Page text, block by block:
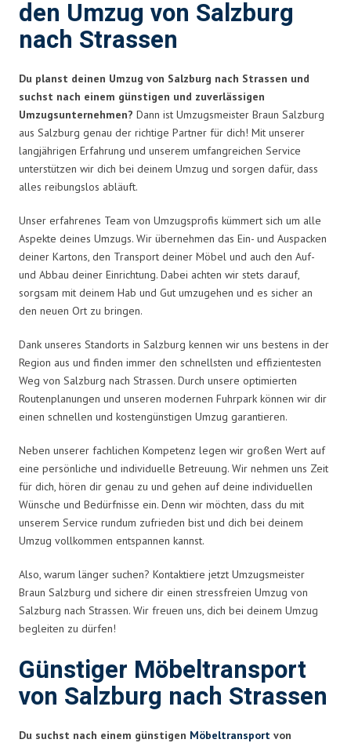
den Umzug von Salzburg
nach Strassen
Du planst deinen Umzug von Salzburg nach Strassen und
suchst nach einem günstigen und zuverlässigen
Umzugsunternehmen? Dann ist Umzugsmeister Braun Salzburg
aus Salzburg genau der richtige Partner für dich! Mit unserer
langjährigen Erfahrung und unserem umfangreichen Service
unterstützen wir dich bei deinem Umzug und sorgen dafür, dass
alles reibungslos abläuft.
Unser erfahrenes Team von Umzugsprofis kümmert sich um alle
Aspekte deines Umzugs. Wir übernehmen das Ein- und Auspacken
deiner Kartons, den Transport deiner Möbel und auch den Auf-
und Abbau deiner Einrichtung. Dabei achten wir stets darauf,
sorgsam mit deinem Hab und Gut umzugehen und es sicher an
den neuen Ort zu bringen.
Dank unseres Standorts in Salzburg kennen wir uns bestens in der
Region aus und finden immer den schnellsten und effizientesten
Weg von Salzburg nach Strassen. Durch unsere optimierten
Routenplanungen und unseren modernen Fuhrpark können wir dir
einen schnellen und kostengünstigen Umzug garantieren.
Neben unserer fachlichen Kompetenz legen wir großen Wert auf
eine persönliche und individuelle Betreuung. Wir nehmen uns Zeit
für dich, hören dir genau zu und gehen auf deine individuellen
Wünsche und Bedürfnisse ein. Denn wir möchten, dass du mit
unserem Service rundum zufrieden bist und dich bei deinem
Umzug vollkommen entspannen kannst.
Also, warum länger suchen? Kontaktiere jetzt Umzugsmeister
Braun Salzburg und sichere dir einen stressfreien Umzug von
Salzburg nach Strassen. Wir freuen uns, dich bei deinem Umzug
begleiten zu dürfen!
Günstiger Möbeltransport
von Salzburg nach Strassen
Du suchst nach einem günstigen Möbeltransport von